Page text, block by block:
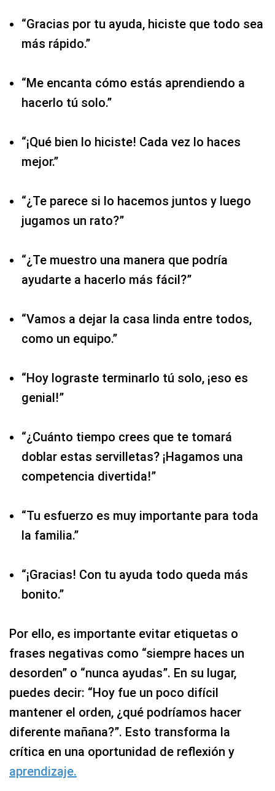
“Gracias por tu ayuda, hiciste que todo sea
más rápido.”
“Me encanta cómo estás aprendiendo a
hacerlo tú solo.”
“¡Qué bien lo hiciste! Cada vez lo haces
mejor.”
“¿Te parece si lo hacemos juntos y luego
jugamos un rato?”
“¿Te muestro una manera que podría
ayudarte a hacerlo más fácil?”
“Vamos a dejar la casa linda entre todos,
como un equipo.”
“Hoy lograste terminarlo tú solo, ¡eso es
genial!”
“¿Cuánto tiempo crees que te tomará
doblar estas servilletas? ¡Hagamos una
competencia divertida!”
“Tu esfuerzo es muy importante para toda
la familia.”
“¡Gracias! Con tu ayuda todo queda más
bonito.”
Por ello, es importante evitar etiquetas o
frases negativas como “siempre haces un
desorden” o “nunca ayudas”. En su lugar,
puedes decir: “Hoy fue un poco difícil
mantener el orden, ¿qué podríamos hacer
diferente mañana?”. Esto transforma la
crítica en una oportunidad de reflexión y
aprendizaje.